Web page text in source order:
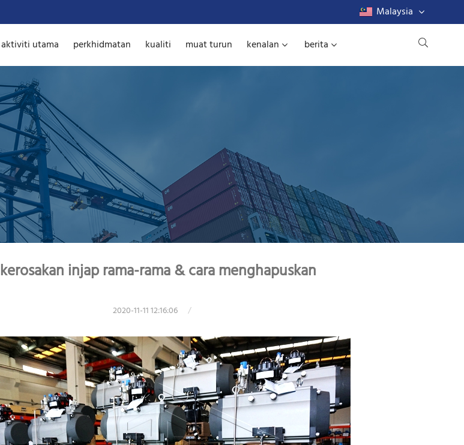
Malaysia
aktiviti utama perkhidmatan kualiti muat turun kenalan berita
kerosakan injap rama-rama & cara menghapuskan
2020-11-11 12:16:06